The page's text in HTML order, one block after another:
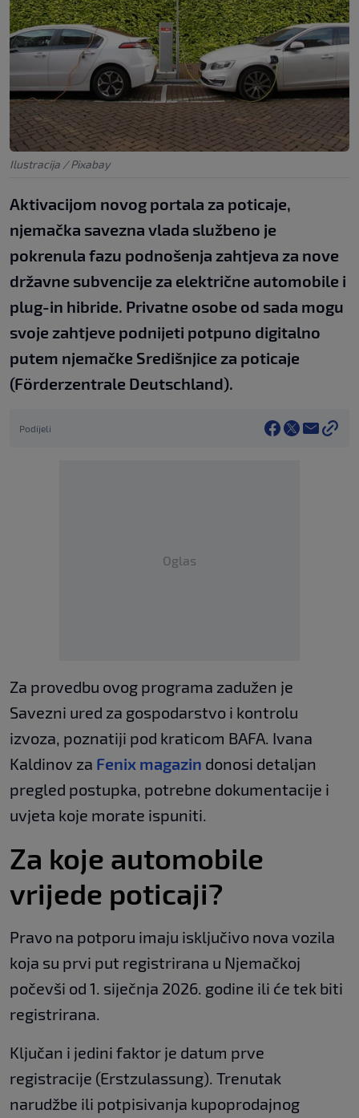
Ilustracija / Pixabay
Aktivacijom novog portala za poticaje,
njemačka savezna vlada službeno je
pokrenula fazu podnošenja zahtjeva za nove
državne subvencije za električne automobile i
plug-in hibride. Privatne osobe od sada mogu
svoje zahtjeve podnijeti potpuno digitalno
putem njemačke Središnjice za poticaje
(Förderzentrale Deutschland).
Podijeli
Oglas
Za provedbu ovog programa zadužen je
Savezni ured za gospodarstvo i kontrolu
izvoza, poznatiji pod kraticom BAFA. Ivana
Kaldinov za Fenix magazin donosi detaljan
pregled postupka, potrebne dokumentacije i
uvjeta koje morate ispuniti.
Za koje automobile
vrijede poticaji?
Pravo na potporu imaju isključivo nova vozila
koja su prvi put registrirana u Njemačkoj
počevši od 1. siječnja 2026. godine ili će tek biti
registrirana.
Ključan i jedini faktor je datum prve
registracije (Erstzulassung). Trenutak
narudžbe ili potpisivanja kupoprodajnog